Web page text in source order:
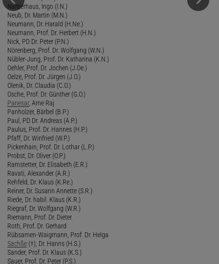
Narberhaus, Ingo (I.N.)
Neub, Dr. Martin (M.N.)
Neumann, Dr. Harald (H.Ne.)
Neumann, Prof. Dr. Herbert (H.N.)
Nick, PD Dr. Peter (P.N.)
Nörenberg, Prof. Dr. Wolfgang (W.N.)
Nübler-Jung, Prof. Dr. Katharina (K.N.)
Oehler, Prof. Dr. Jochen (J.Oe.)
Oelze, Prof. Dr. Jürgen (J.O.)
Olenik, Dr. Claudia (C.O.)
Osche, Prof. Dr. Günther (G.O.)
Panesar, Arne Raj
Panholzer, Bärbel (B.P.)
Paul, PD Dr. Andreas (A.P.)
Paulus, Prof. Dr. Hannes (H.P.)
Pfaff, Dr. Winfried (W.P.)
Pickenhain, Prof. Dr. Lothar (L.P.)
Probst, Dr. Oliver (O.P.)
Ramstetter, Dr. Elisabeth (E.R.)
Ravati, Alexander (A.R.)
Rehfeld, Dr. Klaus (K.Re.)
Reiner, Dr. Susann Annette (S.R.)
Riede, Dr. habil. Klaus (K.R.)
Riegraf, Dr. Wolfgang (W.R.)
Riemann, Prof. Dr. Dieter
Roth, Prof. Dr. Gerhard
Rübsamen-Waigmann, Prof. Dr. Helga
Sachße (†), Dr. Hanns (H.S.)
Sander, Prof. Dr. Klaus (K.S.)
Sauer, Prof. Dr. Peter (P.S.)